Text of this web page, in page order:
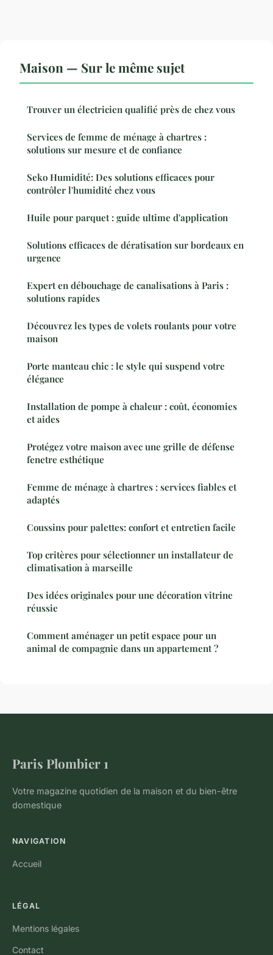
Maison — Sur le même sujet
Trouver un électricien qualifié près de chez vous
Services de femme de ménage à chartres :
solutions sur mesure et de confiance
Seko Humidité: Des solutions efficaces pour
contrôler l'humidité chez vous
Huile pour parquet : guide ultime d'application
Solutions efficaces de dératisation sur bordeaux en
urgence
Expert en débouchage de canalisations à Paris :
solutions rapides
Découvrez les types de volets roulants pour votre
maison
Porte manteau chic : le style qui suspend votre
élégance
Installation de pompe à chaleur : coût, économies
et aides
Protégez votre maison avec une grille de défense
fenetre esthétique
Femme de ménage à chartres : services fiables et
adaptés
Coussins pour palettes: confort et entretien facile
Top critères pour sélectionner un installateur de
climatisation à marseille
Des idées originales pour une décoration vitrine
réussie
Comment aménager un petit espace pour un
animal de compagnie dans un appartement ?
Paris Plombier 1
Votre magazine quotidien de la maison et du bien-être
domestique
NAVIGATION
Accueil
LÉGAL
Mentions légales
Contact